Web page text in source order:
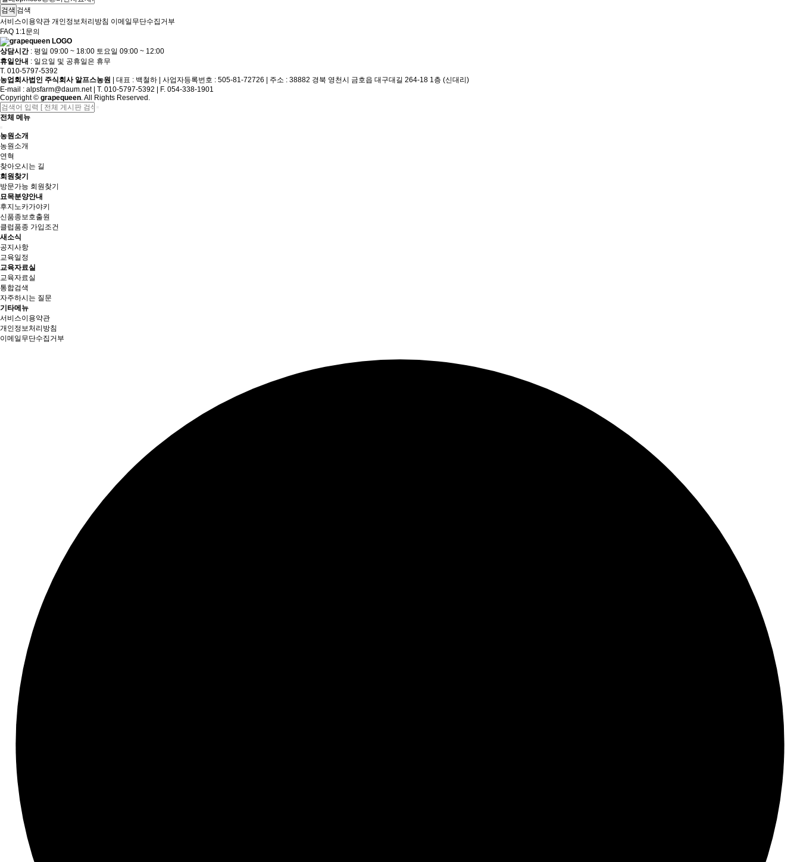
검색
서비스이용약관 개인정보처리방침 이메일무단수집거부
FAQ 1:1문의
상담시간: 평일 09:00 ~ 18:00 토요일 09:00 ~ 12:00
휴일안내 : 일요일 및 공휴일은 휴무
T. 010-5797-5392
농업회사법인 주식회사 알프스농원
대표 : 백철하 사업자등록번호 : 505-81-72726
주소 : 38882 경북 영천시 금호읍 대구대길 264-18 1층 (신대리)
E-mail : alpsfarm@daum.net T. 010-5797-5392
F. 054-338-1901
Copyright© grapequeen. All Rights Reserved.
전체 메뉴
농원소개
농원소개
연혁
찾아오시는 길
회원찾기
방문가능 회원찾기
묘목분양안내
후지노카가야키
신품종보호출원
클럽품종 가입조건
새소식
공지사항
교육일정
교육자료실
교육자료실
통합검색
자주하시는 질문
기타메뉴
서비스이용약관
개인정보처리방침
이메일무단수집거부